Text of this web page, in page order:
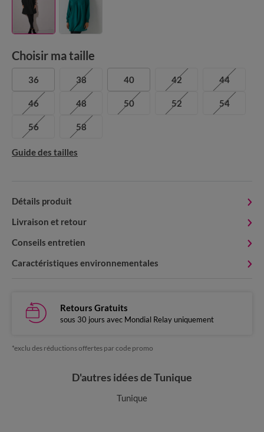
Choisir ma taille
36 38 40 42 44
46 48 50 52 54
56 58
Guide des tailles
Détails produit
Livraison et retour
Conseils entretien
Caractéristiques environnementales
Retours Gratuits
sous 30 jours avec Mondial Relay uniquement
*exclu des réductions offertes par code promo
D'autres idées de Tunique
Tunique